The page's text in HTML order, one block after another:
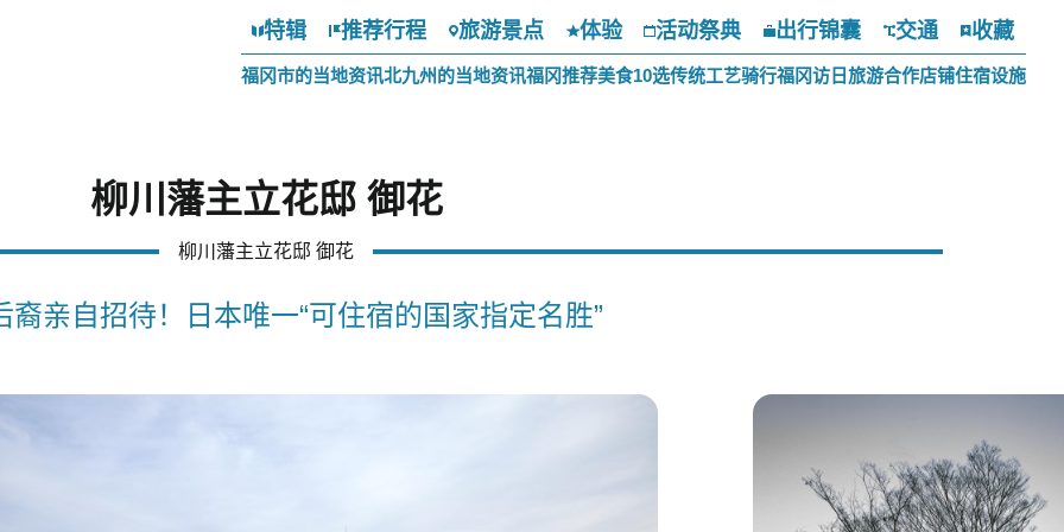
特辑 推荐行程 旅游景点 体验 活动祭典 出行锦囊 交通 收藏
福冈市的当地资讯北九州的当地资讯福冈推荐美食10选传统工艺骑行福冈访日旅游合作店铺住宿设施
柳川藩主立花邸 御花
柳川藩主立花邸 御花
裔亲自招待！日本唯一“可住宿的国家指定名胜”